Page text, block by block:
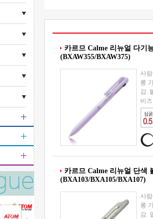
카르므 Calme 리뉴얼 다기
(BXAW355/BXAW375)
사
롱
감.
비
카르므 Calme 리뉴얼 단색
(BXA103/BXA105/BXA107)
사
롱
감.